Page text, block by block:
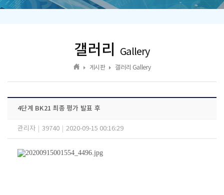
갤러리 Gallery
게시판 갤러리 Gallery
4단계 BK21 최종 평가 발표 후
관리자 39740 2020-09-15 00:16:29